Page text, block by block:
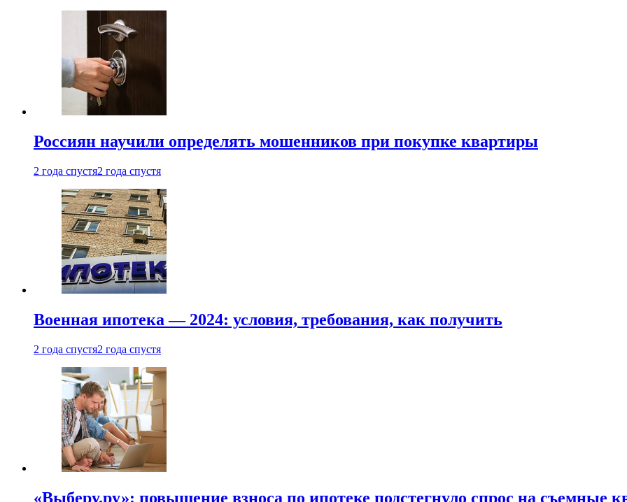
Россиян научили определять мошенников при покупке квартиры
2 года спустя2 года спустя
Военная ипотека — 2024: условия, требования, как получить
2 года спустя2 года спустя
«Выберу.ру»: повышение взноса по ипотеке подстегнуло спрос на съемные